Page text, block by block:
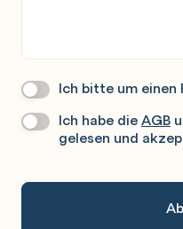
Wir
Sie
Ich bitte um einen
Datenschutz*
Ich habe dieAGB
gelesen und